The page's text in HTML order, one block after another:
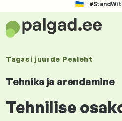
Tagasi juurde Pealeht
Tehnika ja arendamine
Tehnilise